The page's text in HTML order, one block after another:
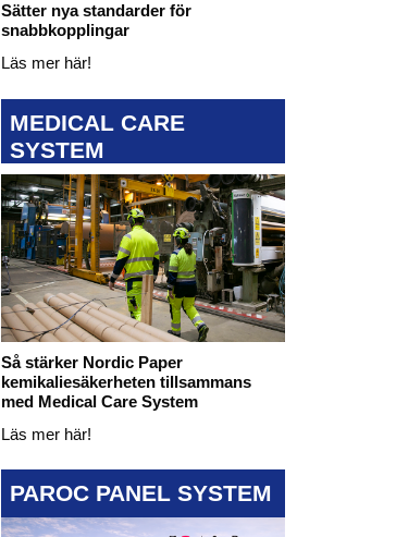
Sätter nya standarder för
snabbkopplingar
Läs mer här!
MEDICAL CARE
SYSTEM
Så stärker Nordic Paper
kemikaliesäkerheten tillsammans
med Medical Care System
Läs mer här!
PAROC PANEL SYSTEM